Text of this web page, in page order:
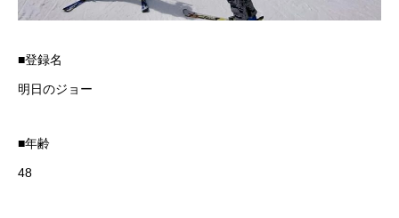
■登録名
明日のジョー
■年齢
48